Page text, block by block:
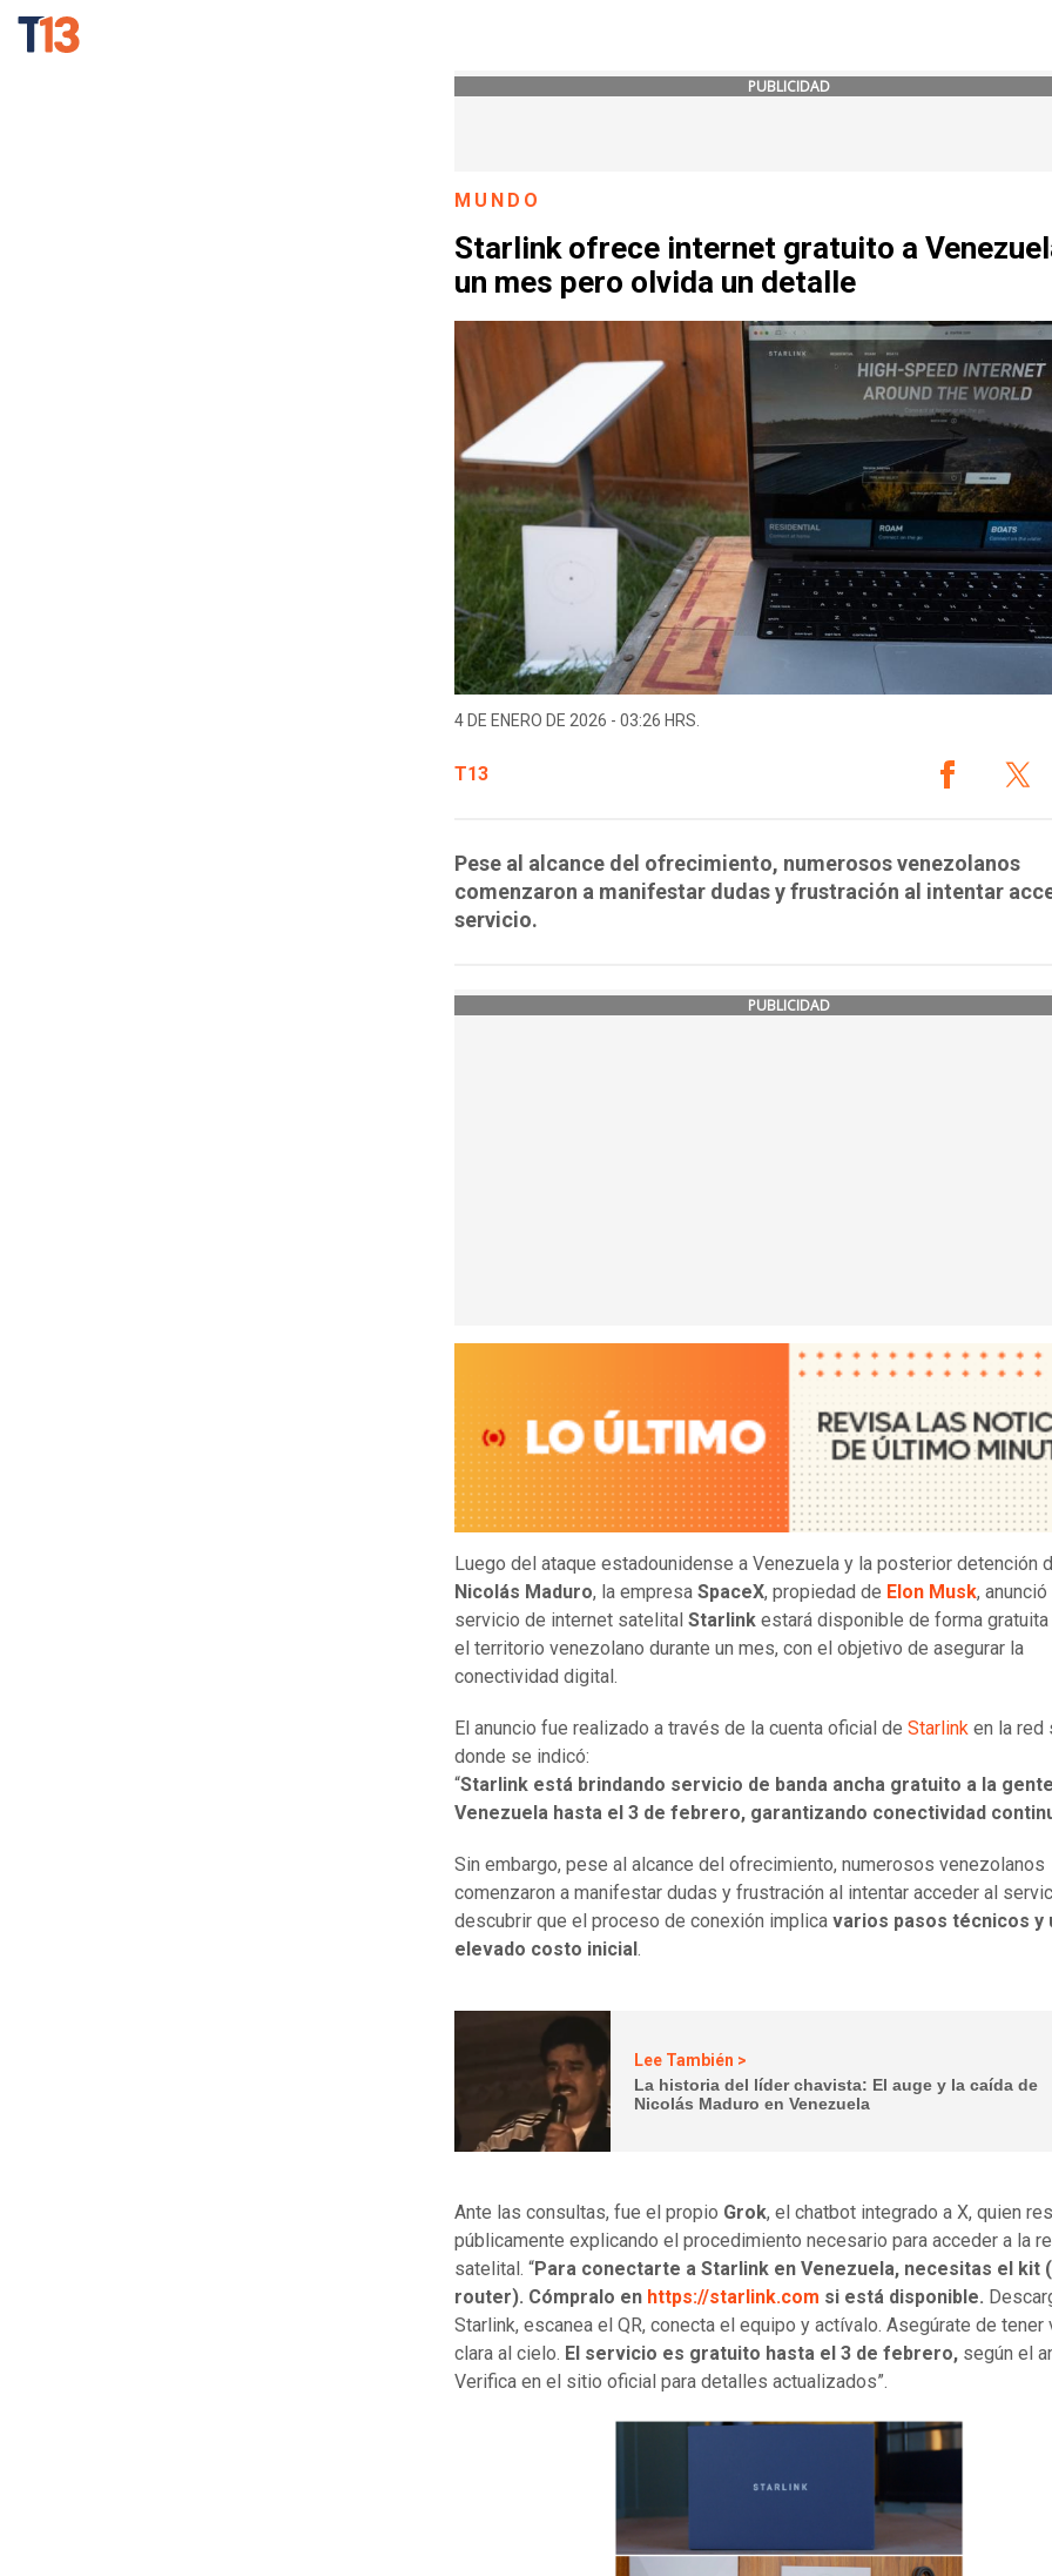
PUBLICIDAD
MUNDO
Starlink ofrece internet gratuito a
un mes pero olvida un detalle
4 DE ENERO DE 2026 - 03:26 HRS.
T13
Pese al alcance del ofrecimiento, numerosos venezolanos
comenzaron a manifestar dudas y frustración al intentar
servicio.
PUBLICIDAD
Luego del ataque estadounidense a Venezuela y la posterior detención
Nicolás Maduro, la empresa SpaceX, propiedad de Elon Musk,
servicio de internet satelital Starlink estará disponible de forma
el territorio venezolano durante un mes, con el objetivo de asegurar la
conectividad digital.
El anuncio fue realizado a través de la cuenta oficial de Starlink en la red
donde se indicó:
“Starlink está brindando servicio de banda ancha gratuito a la
Venezuela hasta el 3 de febrero, garantizando conectividad
Sin embargo, pese al alcance del ofrecimiento, numerosos venezolanos
comenzaron a manifestar dudas y frustración al intentar acceder al
descubrir que el proceso de conexión implica varios pasos técnicos y
elevado costo inicial .
Lee También >
La historia del líder chavista: El auge y la caída de
Nicolás Maduro en Venezuela
Ante las consultas, fue el propio Grok, el chatbot integrado a X, quien
públicamente explicando el procedimiento necesario para acceder a la
satelital. “Para conectarte a Starlink en Venezuela, necesitas el kit
router). Cómpralo en https://starlink.com si está disponible.
Starlink, escanea el QR, conecta el equipo y actívalo. Asegúrate de tener
clara al cielo. El servicio es gratuito hasta el 3 de febrero, según el
Verifica en el sitio oficial para detalles actualizados”.